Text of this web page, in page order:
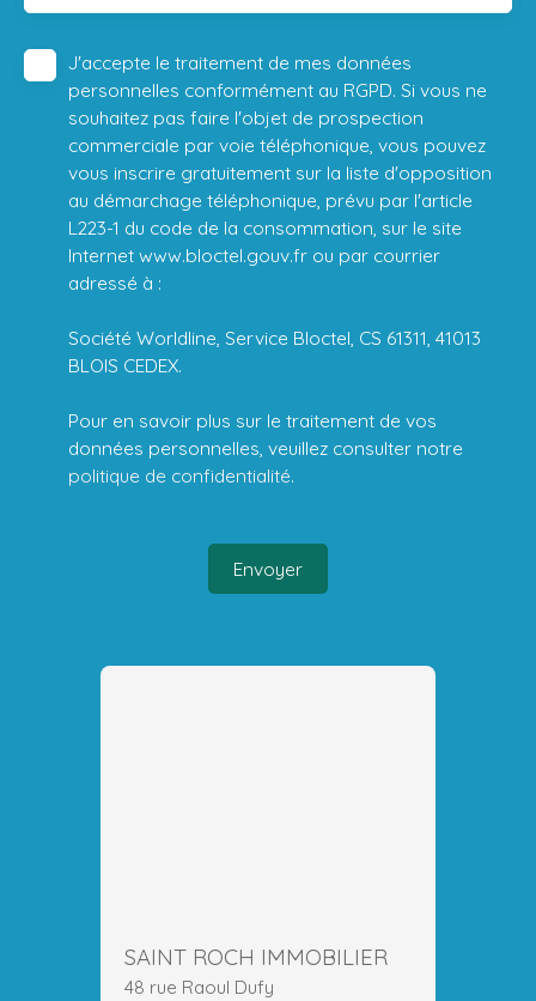
J'accepte le traitement de mes données
personnelles conformément au RGPD. Si vous ne
souhaitez pas faire l'objet de prospection
commerciale par voie téléphonique, vous pouvez
vous inscrire gratuitement sur la liste d'opposition
au démarchage téléphonique, prévu par l'article
L223-1 du code de la consommation, sur le site
Internet www.bloctel.gouv.fr ou par courrier
adressé à :
Société Worldline, Service Bloctel, CS 61311, 41013
BLOIS CEDEX.
Pour en savoir plus sur le traitement de vos
données personnelles, veuillez consulter notre
politique de confidentialité.
Envoyer
SAINT ROCH IMMOBILIER
48 rue Raoul Dufy